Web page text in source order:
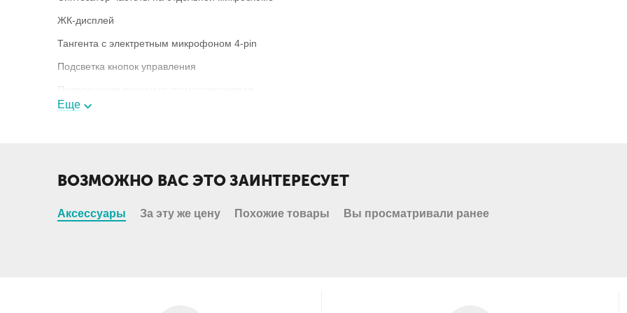
ЖК-дисплей
Тангента с электретным микрофоном 4-pin
Подсветка кнопок управления
Подключение внешнего громкоговорителя
Отслеживание двух каналов (DW)
Комплектация
Еще
ВОЗМОЖНО ВАС ЭТО ЗАИНТЕРЕСУЕТ
Аксессуары За эту же цену Похожие товары Вы просматривали ранее